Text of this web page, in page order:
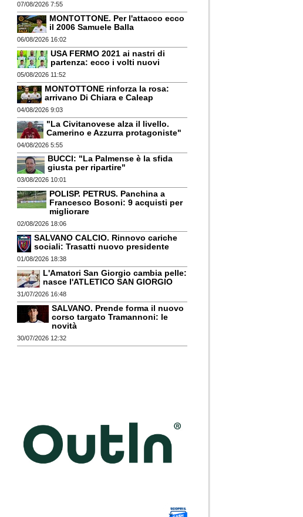
07/08/2026 7:55
MONTOTTONE. Per l'attacco ecco
il 2006 Samuele Balla
06/08/2026 16:02
USA FERMO 2021 ai nastri di
partenza: ecco i volti nuovi
05/08/2026 11:52
MONTOTTONE rinforza la rosa:
arrivano Di Chiara e Caleap
04/08/2026 9:03
"La Civitanovese alza il livello.
Camerino e Azzurra protagoniste"
04/08/2026 5:55
BUCCI: "La Palmense è la sfida
giusta per ripartire"
03/08/2026 10:01
POLISP. PETRUS. Panchina a
Francesco Bosoni: 9 acquisti per
migliorare
02/08/2026 18:06
SALVANO CALCIO. Rinnovo cariche
sociali: Trasatti nuovo presidente
01/08/2026 18:38
L'Amatori San Giorgio cambia pelle:
nasce l'ATLETICO SAN GIORGIO
31/07/2026 16:48
SALVANO. Prende forma il nuovo
corso targato Tramannoni: le
novità
30/07/2026 12:32